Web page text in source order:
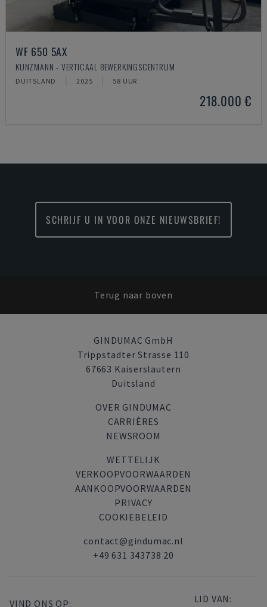
WF 650 5AX
KUNZMANN - VERTICAAL BEWERKINGSCENTRUM
DUITSLAND 2025 58 UUR
218.000 €
SCHRIJF U IN VOOR ONZE NIEUWSBRIEF!
Terug naar boven
GINDUMAC GmbH
Trippstadter Strasse 110
67663 Kaiserslautern
Duitsland
OVER GINDUMAC
CARRIÈRES
NEWSROOM
WETTELIJK
VERKOOPVOORWAARDEN
AANKOOPVOORWAARDEN
PRIVACY
COOKIEBELEID
contact@gindumac.nl
+49 631 343738 20
VIND ONS OP: LID VAN: